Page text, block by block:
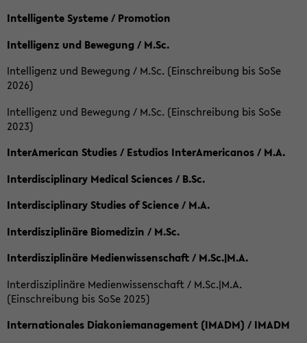
Intelligente Systeme / Promotion
Intelligenz und Bewegung / M.Sc.
Intelligenz und Bewegung / M.Sc. (Einschreibung bis SoSe
2026)
Intelligenz und Bewegung / M.Sc. (Einschreibung bis SoSe
2023)
InterAmerican Studies / Estudios InterAmericanos / M.A.
Interdisciplinary Medical Sciences / B.Sc.
Interdisciplinary Studies of Science / M.A.
Interdisziplinäre Biomedizin / M.Sc.
Interdisziplinäre Medienwissenschaft / M.Sc.|M.A.
Interdisziplinäre Medienwissenschaft / M.Sc.|M.A.
(Einschreibung bis SoSe 2025)
Internationales Diakoniemanagement (IMADM) / IMADM